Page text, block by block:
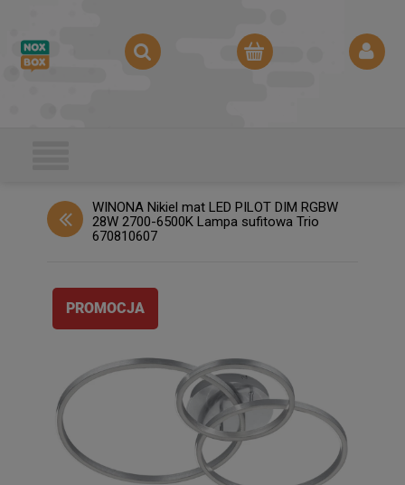
WINONA Nikiel mat LED PILOT DIM RGBW
28W 2700-6500K Lampa sufitowa Trio
670810607
PROMOCJA